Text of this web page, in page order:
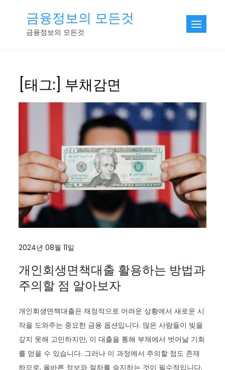
content
금융정보의 모든것
금융정보의 모든것
[태그:] 부채감면
2024년 08월 11일
개인회생면책대출 활용하는 방법과
주의할 점 알아보자
개인회생면책대출은 재정적으로 어려운 상황에서 새로운 시
작을 도와주는 중요한 금융 옵션입니다. 많은 사람들이 빚을
갚지 못해 고민하지만, 이 대출을 통해 부채에서 벗어날 기회
를 얻을 수 있습니다. 그러나 이 과정에서 주의할 점도 존재
하므로, 올바른 정보와 절차를 숙지하는 것이 필수적입니다.